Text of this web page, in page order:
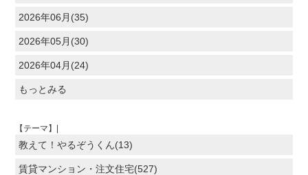
2026年06月(35)
2026年05月(30)
2026年04月(24)
もっとみる
【テーマ】|
教えて！やるぞうくん(13)
賃貸マンション・注文住宅(527)